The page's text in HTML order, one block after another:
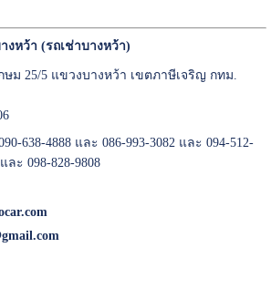
งหว้า (รถเช่าบางหว้า)
ษม 25/5 แขวงบางหว้า เขตภาษีเจริญ กทม.
638-4888 และ 086-993-3082 และ 094-512-
ละ 098-828-9808